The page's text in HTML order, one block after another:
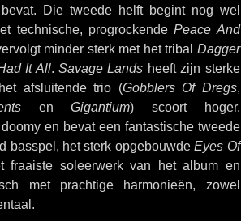
bevat. Die tweede helft begint nog wel
technische, progrockendePeace And
minder sterk met het tribal Dagger
It All. Savage Lands heeft zijn sterke
afsluitende trio (Gobblers Of Dregs,
enGigantium) scoort hoger.
en bevat een fantastische tweede
basspel, het sterk opgebouwdeEyes Of
fraaiste soleerwerk van het album en
met prachtige harmonieën, zowel